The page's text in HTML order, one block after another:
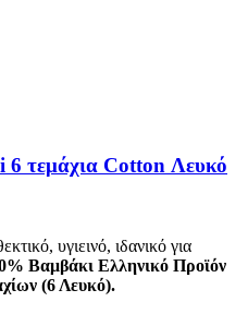
τεμάχια Cotton Λευκό
υγιεινό, ιδανικό για
Βαμβάκι Ελληνικό Προϊόν
(6 Λευκό).